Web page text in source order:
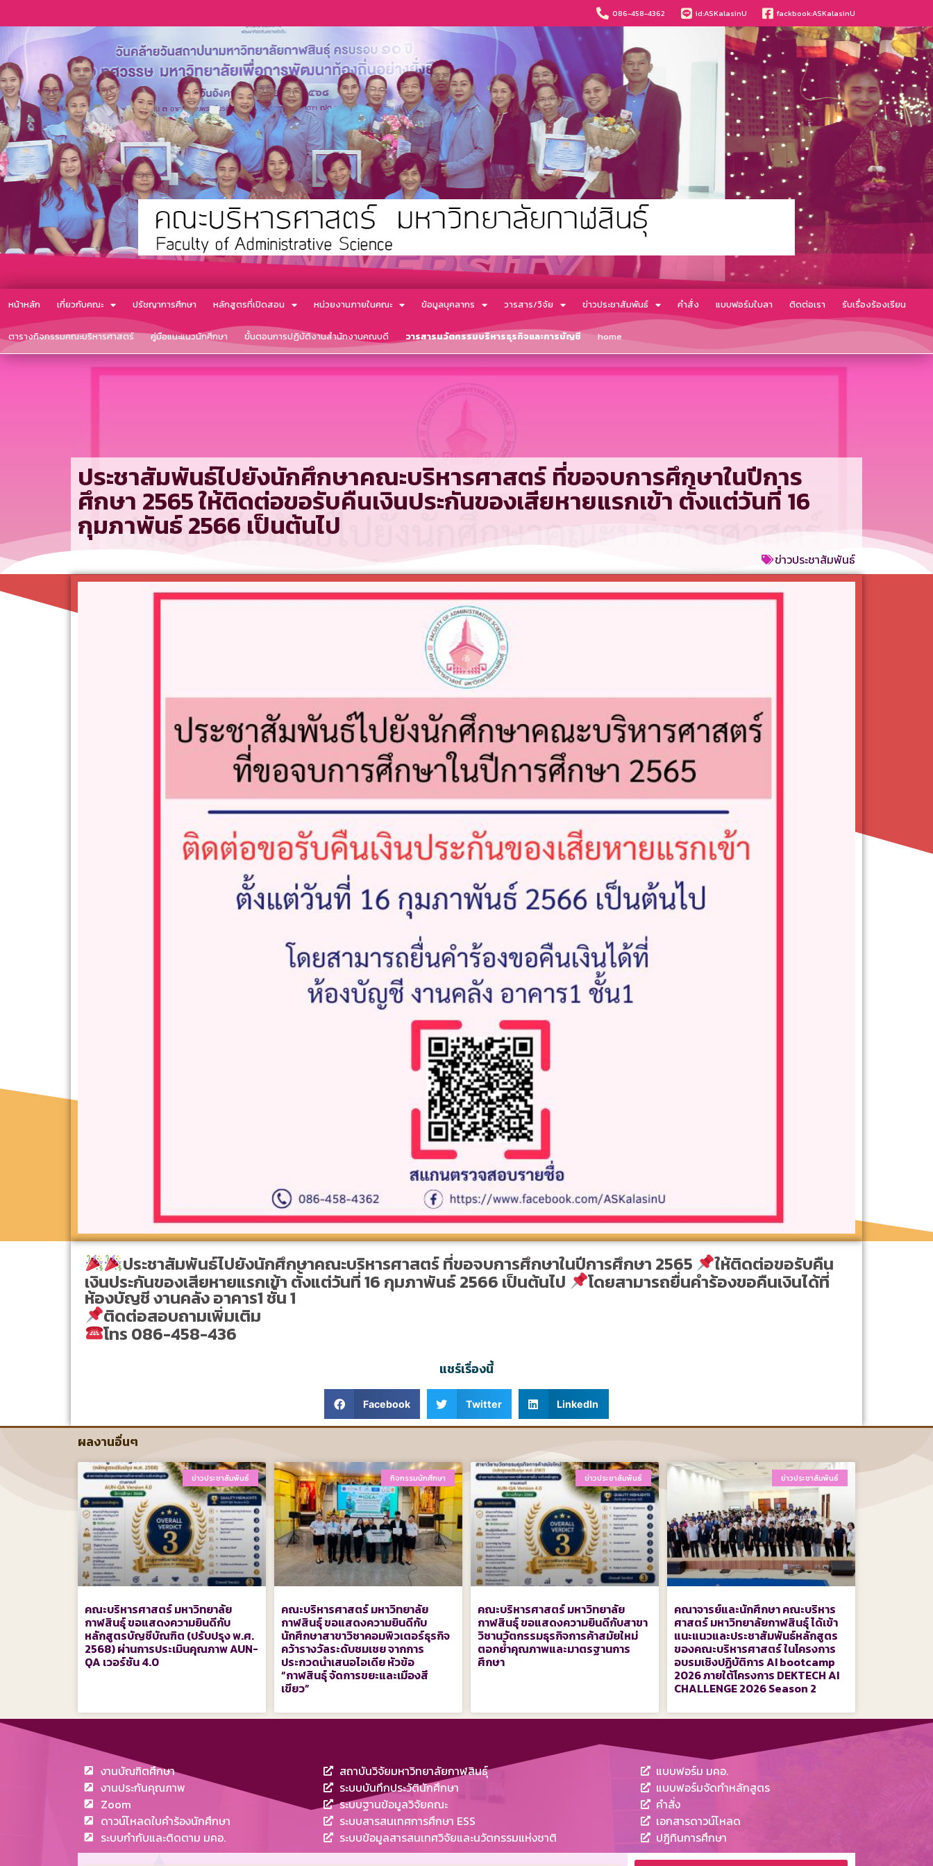
086-458-4362 id:ASKalasinU fackbook:ASKalasinU
หน้าหลัก เกี่ยวกับคณะ ปรัชญาการศึกษา หลักสูตรที่เปิดสอน หน่วยงานภายในคณะ ข้อมูลบุคลากร วารสาร/วิจัย ข่าวประชาสัมพันธ์ คำสั่ง แบบฟอร์มใบลา ติดต่อเรา รับเรื่องร้องเรียน
ตารางกิจกรรมคณะบริหารศาสตร์ คู่มือแนะแนวนักศึกษา ขั้นตอนการปฏิบัติงานสำนักงานคณบดี วารสารนวัตกรรมบริหารธุรกิจและการบัญชี home
ประชาสัมพันธ์ไปยังนักศึกษาคณะบริหารศาสตร์ ที่ขอจบการศึกษาในปีการ
ศึกษา 2565 ให้ติดต่อขอรับคืนเงินประกันของเสียหายแรกเข้า ตั้งแต่วันที่ 16
กุมภาพันธ์ 2566 เป็นต้นไป
ข่าวประชาสัมพันธ์
ประชาสัมพันธ์ไปยังนักศึกษาคณะบริหารศาสตร์ ที่ขอจบการศึกษาในปีการศึกษา 2565 ให้ติดต่อขอรับคืน
เงินประกันของเสียหายแรกเข้า ตั้งแต่วันที่ 16 กุมภาพันธ์ 2566 เป็นต้นไป โดยสามารถยื่นคำร้องขอคืนเงินได้ที่
ห้องบัญชี งานคลัง อาคาร1 ชั้น 1
ติดต่อสอบถามเพิ่มเติม
โทร 086-458-436
แชร์เรื่องนี้
Facebook Twitter LinkedIn
ผลงานอื่นๆ
ข่าวประชาสัมพันธ์
คณะบริหารศาสตร์ มหาวิทยาลัย
กาฬสินธุ์ ขอแสดงความยินดีกับ
หลักสูตรบัญชีบัณฑิต (ปรับปรุง พ.ศ.
2568) ผ่านการประเมินคุณภาพ AUN-
QA เวอร์ชัน 4.0
กิจกรรมนักศึกษา
คณะบริหารศาสตร์ มหาวิทยาลัย
กาฬสินธุ์ ขอแสดงความยินดีกับ
นักศึกษาสาขาวิชาคอมพิวเตอร์ธุรกิจ
คว้ารางวัลระดับชมเชย จากการ
ประกวดนำเสนอไอเดีย หัวข้อ
“กาฬสินธุ์ จัดการขยะและเมืองสี
เขียว”
ข่าวประชาสัมพันธ์
คณะบริหารศาสตร์ มหาวิทยาลัย
กาฬสินธุ์ ขอแสดงความยินดีกับสาขา
วิชานวัตกรรมธุรกิจการค้าสมัยใหม่
ตอกย้ำคุณภาพและมาตรฐานการ
ศึกษา
ข่าวประชาสัมพันธ์
คณาจารย์และนักศึกษา คณะบริหาร
ศาสตร์ มหาวิทยาลัยกาฬสินธุ์ ได้เข้า
แนะแนวและประชาสัมพันธ์หลักสูตร
ของคณะบริหารศาสตร์ ในโครงการ
อบรมเชิงปฏิบัติการ AI bootcamp
2026 ภายใต้โครงการ DEKTECH AI
CHALLENGE 2026 Season 2
งานบัณฑิตศึกษา
งานประกันคุณภาพ
Zoom
ดาวน์โหลดใบคำร้องนักศึกษา
ระบบกำกับและติดตาม มคอ.
สถาบันวิจัยมหาวิทยาลัยกาฬสินธุ์
ระบบบันทึกประวัตินักศึกษา
ระบบฐานข้อมูลวิจัยคณะ
ระบบสารสนเทศการศึกษา ESS
ระบบข้อมูลสารสนเทศวิจัยและนวัตกรรมแห่งชาติ
แบบฟอร์ม มคอ.
แบบฟอร์มจัดทำหลักสูตร
คำสั่ง
เอกสารดาวน์โหลด
ปฎิทินการศึกษา